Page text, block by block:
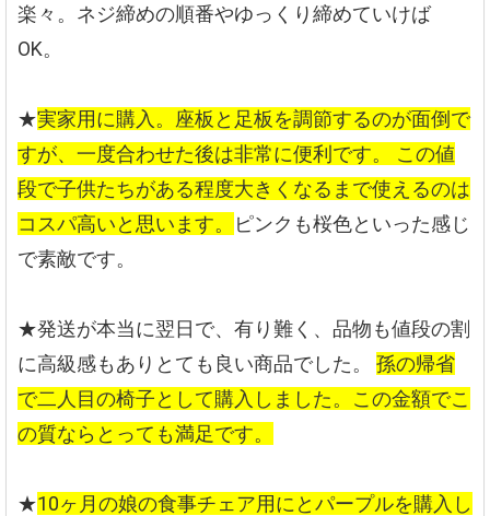
楽々。ネジ締めの順番やゆっくり締めていけば
OK。
★実家用に購入。座板と足板を調節するのが面倒で
すが、一度合わせた後は非常に便利です。
この値
段で子供たちがある程度大きくなるまで使えるのは
コスパ高いと思います。
ピンクも桜色といった感じ
で素敵です。
★発送が本当に翌日で、有り難く、品物も値段の割
に高級感もありとても良い商品でした。
孫の帰省
で二人目の椅子として購入しました。この金額でこ
の質ならとっても満足です。
★10ヶ月の娘の食事チェア用にとパープルを購入し